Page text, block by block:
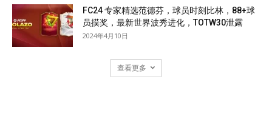
FC24 专家精选范德芬，球员时刻比林，88+球
员摸奖，最新世界波秀进化，TOTW30泄露
2024年4月10日
查看更多